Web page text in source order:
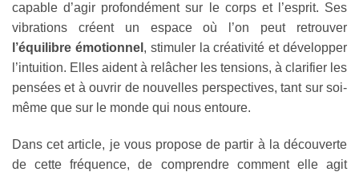
capable d’agir profondément sur le corps et l’esprit. Ses
vibrations créent un espace où l’on peut retrouver
l’équilibre émotionnel , stimuler la créativité et développer
l’intuition. Elles aident à relâcher les tensions, à clarifier les
pensées et à ouvrir de nouvelles perspectives, tant sur soi-
même que sur le monde qui nous entoure.
Dans cet article, je vous propose de partir à la découverte
de cette fréquence, de comprendre comment elle agit